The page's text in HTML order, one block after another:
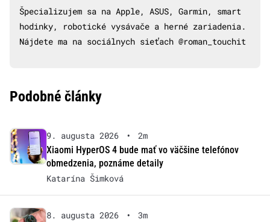
Špecializujem sa na Apple, ASUS, Garmin, smart
hodinky, robotické vysávače a herné zariadenia.
Nájdete ma na sociálnych sieťach @roman_touchit
Podobné články
9. augusta 2026 •
2m
Xiaomi HyperOS 4 bude mať vo väčšine telefónov
obmedzenia, poznáme detaily
Katarína Šimková
8. augusta 2026 •
3m